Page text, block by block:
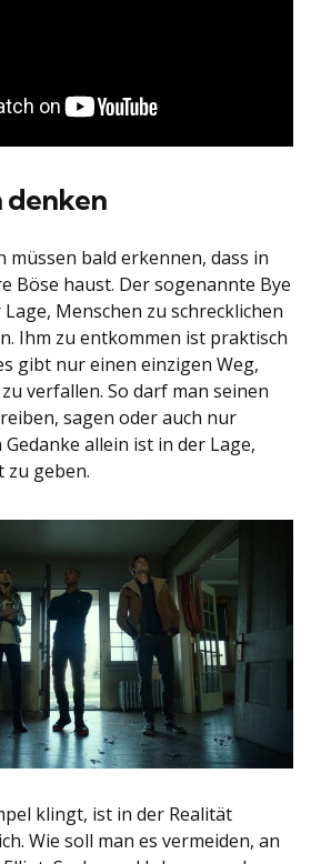
denken
müssen bald erkennen, dass in
Böse haust. Der sogenannte Bye
Menschen zu schrecklichen
Ihm zu entkommen ist praktisch
gibt nur einen einzigen Weg,
verfallen. So darf man seinen
sagen oder auch nur
allein ist in der Lage,
zu geben.
klingt, ist in der Realität
Wie soll man es vermeiden, an